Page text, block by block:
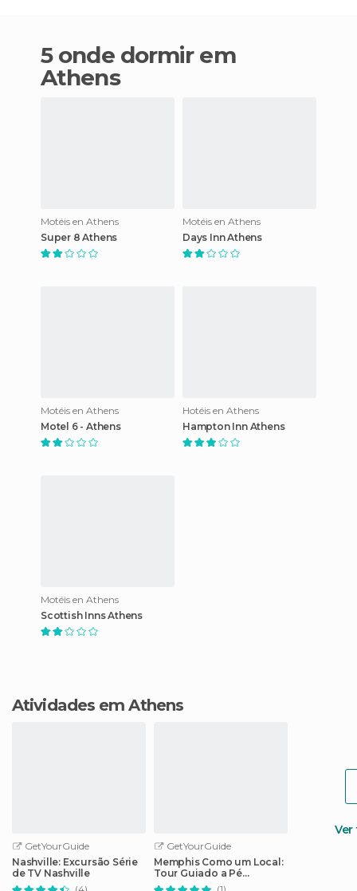
5 onde dormir em
Athens
Motéis en Athens
Super 8 Athens
Motéis en Athens
Days Inn Athens
Motéis en Athens
Motel 6 - Athens
Hotéis en Athens
Hampton Inn Athens
Motéis en Athens
Scottish Inns Athens
Atividades em Athens
GetYourGuide
Nashville: Excursão Série
de TV Nashville
GetYourGuide
Memphis Como um Local:
Tour Guiado a Pé
Customizado